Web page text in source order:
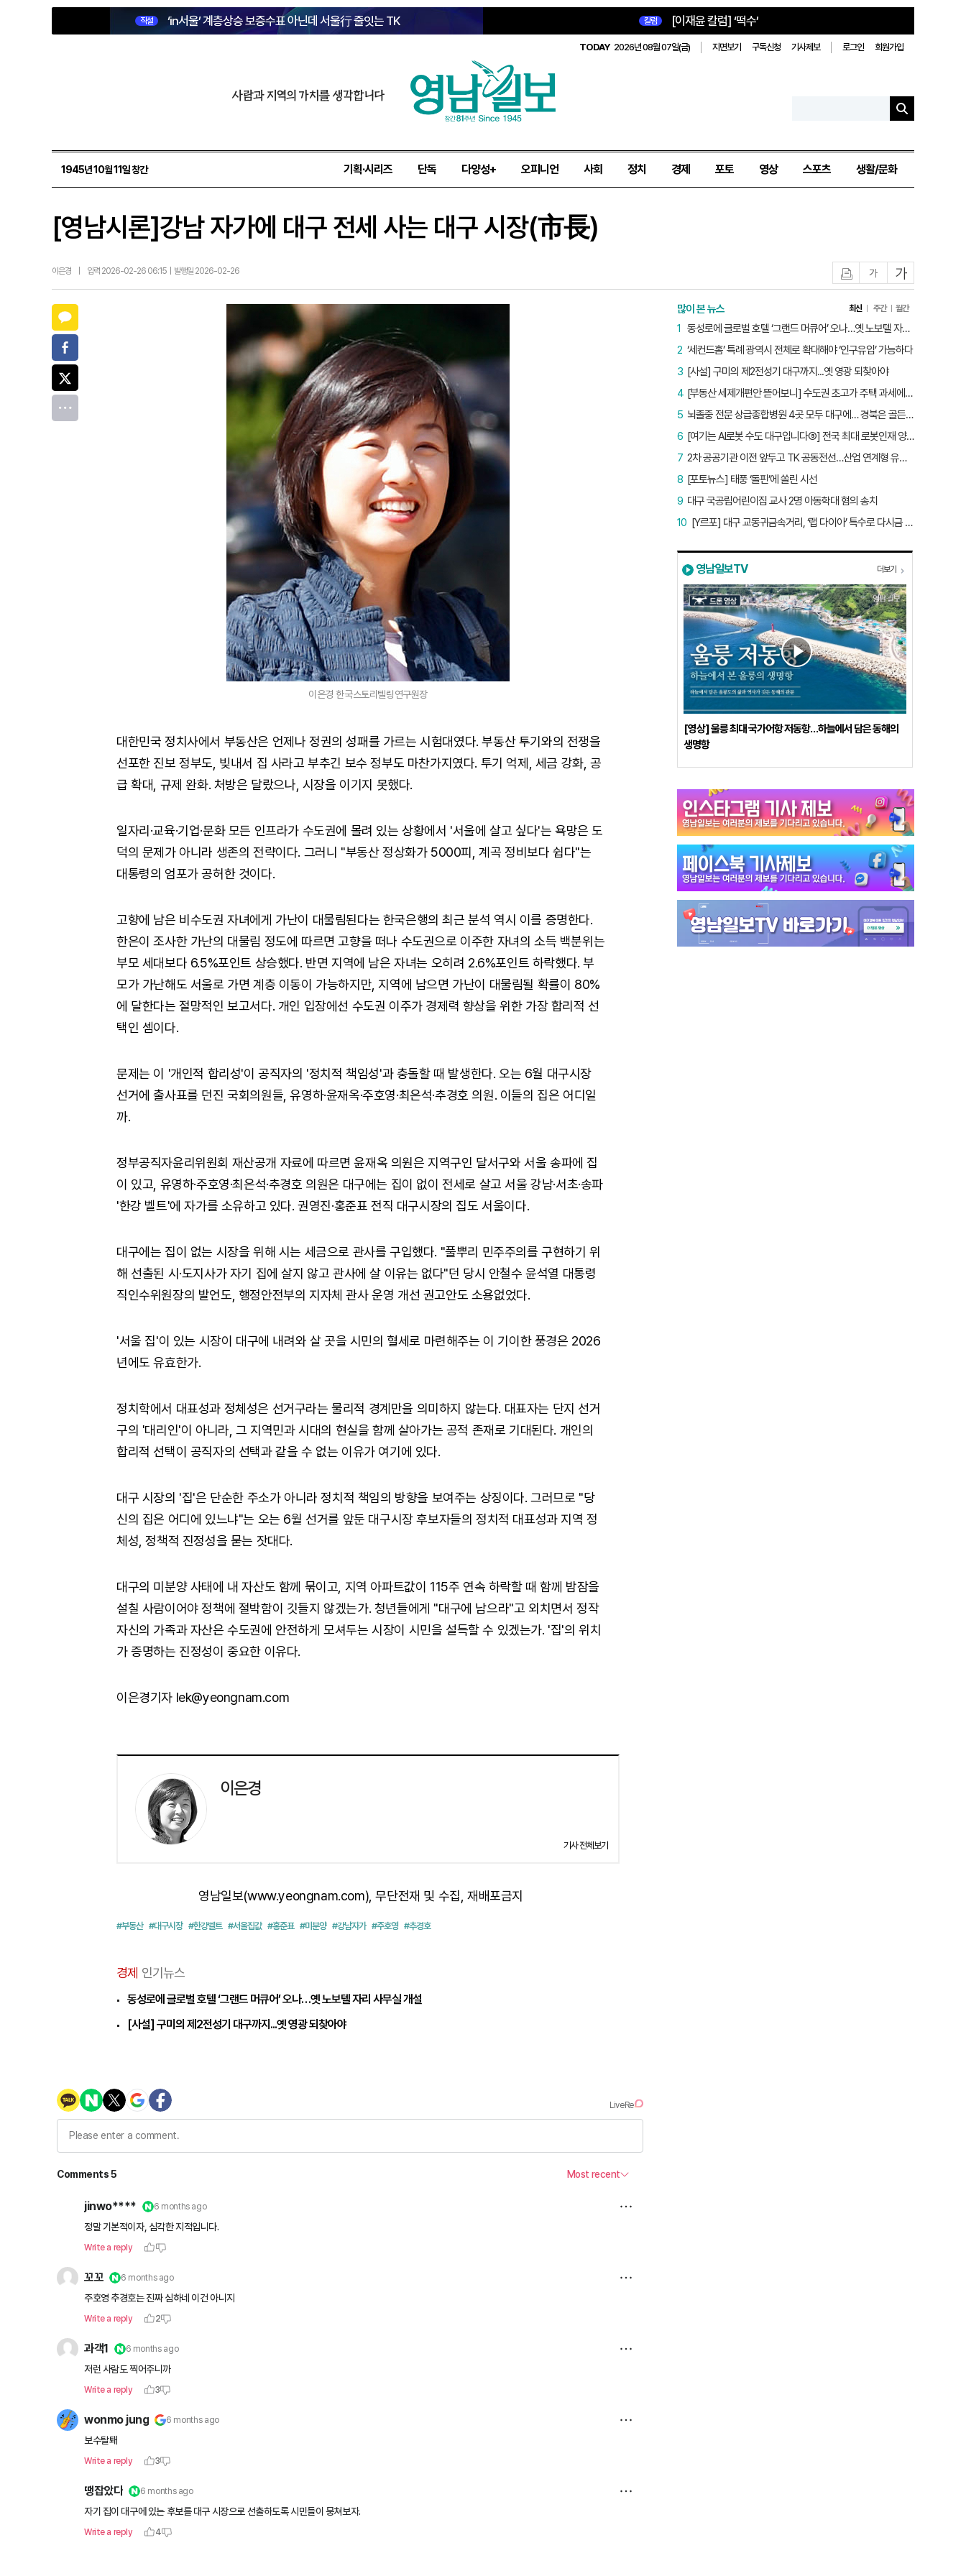
직설 ‘in서울’ 계층상승 보증수표 아닌데 서울行 줄잇는 TK 칼럼 [이재윤 칼럼] ‘떡수’
TODAY 2026년 08월 07일(금) 지면보기 구독신청 기사제보 로그인 회원가입
사람과 지역의 가치를 생각합니다
1945년 10월 11일 창간 기획·시리즈 단독 다양성+ 오피니언 사회 정치 경제 포토 영상 스포츠 생활/문화
[영남시론]강남 자가에 대구 전세 사는 대구 시장(市長)
이은경 입력 2026-02-26 06:15 | 발행일 2026-02-26 글자작게글자크게
이은경 한국스토리텔링연구원장
대한민국 정치사에서 부동산은 언제나 정권의 성패를 가르는 시험대였다. 부동산 투기와의 전쟁을
선포한 진보 정부도, 빚내서 집 사라고 부추긴 보수 정부도 마찬가지였다. 투기 억제, 세금 강화, 공
급 확대, 규제 완화. 처방은 달랐으나, 시장을 이기지 못했다.
일자리·교육·기업·문화 모든 인프라가 수도권에 몰려 있는 상황에서 '서울에 살고 싶다'는 욕망은 도
덕의 문제가 아니라 생존의 전략이다. 그러니 "부동산 정상화가 5000피, 계곡 정비보다 쉽다"는
대통령의 엄포가 공허한 것이다.
고향에 남은 비수도권 자녀에게 가난이 대물림된다는 한국은행의 최근 분석 역시 이를 증명한다.
한은이 조사한 가난의 대물림 정도에 따르면 고향을 떠나 수도권으로 이주한 자녀의 소득 백분위는
부모 세대보다 6.5%포인트 상승했다. 반면 지역에 남은 자녀는 오히려 2.6%포인트 하락했다. 부
모가 가난해도 서울로 가면 계층 이동이 가능하지만, 지역에 남으면 가난이 대물림될 확률이 80%
에 달한다는 절망적인 보고서다. 개인 입장에선 수도권 이주가 경제력 향상을 위한 가장 합리적 선
택인 셈이다.
문제는 이 '개인적 합리성'이 공직자의 '정치적 책임성'과 충돌할 때 발생한다. 오는 6월 대구시장
선거에 출사표를 던진 국회의원들, 유영하·윤재옥·주호영·최은석·추경호 의원. 이들의 집은 어디일
까.
정부공직자윤리위원회 재산공개 자료에 따르면 윤재옥 의원은 지역구인 달서구와 서울 송파에 집
이 있고, 유영하·주호영·최은석·추경호 의원은 대구에는 집이 없이 전세로 살고 서울 강남·서초·송파
'한강 벨트'에 자가를 소유하고 있다. 권영진·홍준표 전직 대구시장의 집도 서울이다.
대구에는 집이 없는 시장을 위해 시는 세금으로 관사를 구입했다. "풀뿌리 민주주의를 구현하기 위
해 선출된 시·도지사가 자기 집에 살지 않고 관사에 살 이유는 없다"던 당시 안철수 윤석열 대통령
직인수위원장의 발언도, 행정안전부의 지자체 관사 운영 개선 권고안도 소용없었다.
'서울 집'이 있는 시장이 대구에 내려와 살 곳을 시민의 혈세로 마련해주는 이 기이한 풍경은 2026
년에도 유효한가.
정치학에서 대표성과 정체성은 선거구라는 물리적 경계만을 의미하지 않는다. 대표자는 단지 선거
구의 '대리인'이 아니라, 그 지역민과 시대의 현실을 함께 살아가는 공적 존재로 기대된다. 개인의
합리적 선택이 공직자의 선택과 같을 수 없는 이유가 여기에 있다.
대구 시장의 '집'은 단순한 주소가 아니라 정치적 책임의 방향을 보여주는 상징이다. 그러므로 "당
신의 집은 어디에 있느냐"는 오는 6월 선거를 앞둔 대구시장 후보자들의 정치적 대표성과 지역 정
체성, 정책적 진정성을 묻는 잣대다.
대구의 미분양 사태에 내 자산도 함께 묶이고, 지역 아파트값이 115주 연속 하락할 때 함께 밤잠을
설칠 사람이어야 정책에 절박함이 깃들지 않겠는가. 청년들에게 "대구에 남으라"고 외치면서 정작
자신의 가족과 자산은 수도권에 안전하게 모셔두는 시장이 시민을 설득할 수 있겠는가. '집'의 위치
가 증명하는 진정성이 중요한 이유다.
이은경기자 lek@yeongnam.com
이은경
기사 전체보기
영남일보(www.yeongnam.com), 무단전재 및 수집, 재배포금지
#부동산 #대구시장 #한강벨트 #서울집값 #홍준표 #미분양 #강남자가 #주호영 #추경호
경제 인기뉴스
동성로에 글로벌 호텔 ‘그랜드 머큐어’ 오나…옛 노보텔 자리 사무실 개설
[사설] 구미의 제2전성기 대구까지...옛 영광 되찾아야
많이 본 뉴스 최신 주간 월간
동성로에 글로벌 호텔 ‘그랜드 머큐어’ 오나…옛 노보텔 자리 사무실 개설
1
‘세컨드홈’ 특례 광역시 전체로 확대해야 ‘인구유입’ 가능하다
2
[사설] 구미의 제2전성기 대구까지...옛 영광 되찾아야
3
[부동산 세제개편안 뜯어보니] 수도권 초고가 주택 과세에만 초점…침체된 지방 부동산 대책은 없다
4
뇌졸중 전문 상급종합병원 4곳 모두 대구에… 경북은 골든타임 사각지대
5
[여기는 AI로봇 수도 대구입니다⑤] 전국 최대 로봇인재 양성소…“대구산업 맞춤형 교육과정 만들자”
6
2차 공공기관 이전 앞두고 TK 공동전선…산업 연계형 유치 승부수
7
[포토뉴스] 태풍 ‘돌핀’에 쏠린 시선
8
대구 국공립어린이집 교사 2명 아동학대 혐의 송치
9
[Y르포] 대구 교동귀금속거리, ‘랩 다이아’ 특수로 다시금 활기…“반짝 인기 의존 않는 지속 가능 성장 동력 마련해야”
10
영남일보TV 더보기
[영상] 울릉 최대 국가어항 저동항…하늘에서 담은 동해의
생명항